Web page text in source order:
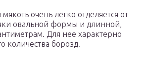
очень легко отделяется от
овальной формы и длинной,
Для нее характерно
количества борозд.